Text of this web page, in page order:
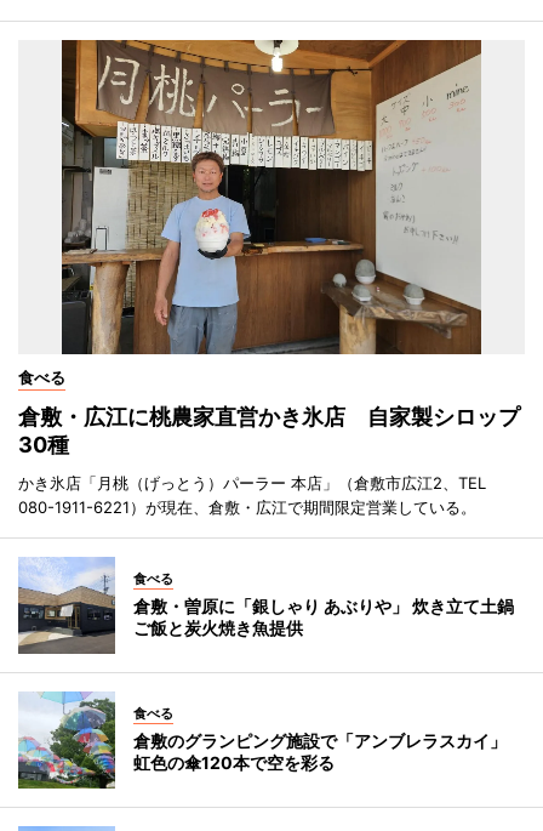
食べる
倉敷・広江に桃農家直営かき氷店 自家製シロップ
30種
かき氷店「月桃（げっとう）パーラー 本店」（倉敷市広江2、TEL
080-1911-6221）が現在、倉敷・広江で期間限定営業している。
食べる
倉敷・曽原に「銀しゃり あぶりや」 炊き立て土鍋
ご飯と炭火焼き魚提供
食べる
倉敷のグランピング施設で「アンブレラスカイ」
虹色の傘120本で空を彩る